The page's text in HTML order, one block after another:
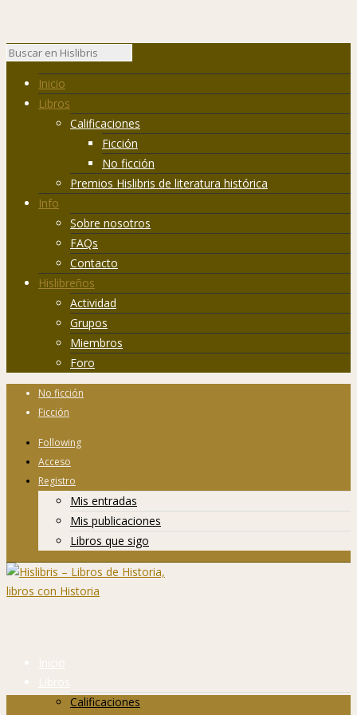
Inicio
Libros
Calificaciones
Ficción
No ficción
Premios Hislibris de literatura histórica
Info
Sobre nosotros
FAQs
Contacto
Hislibreños
Actividad
Grupos
Miembros
Foro
No ficción
Ficción
Following
Acceso
Registro
Mis entradas
Mis publicaciones
Libros que sigo
Inicio
Libros
Calificaciones